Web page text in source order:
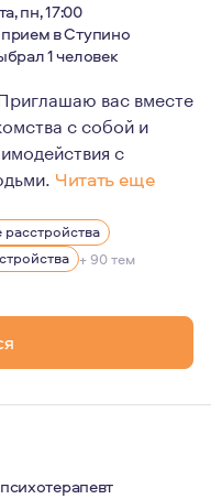
пн, 17:00
в Ступино
1 человек
вас вместе
с собой и
с
Читать еще
могу сказать:
в терапии со
+ 90 тем